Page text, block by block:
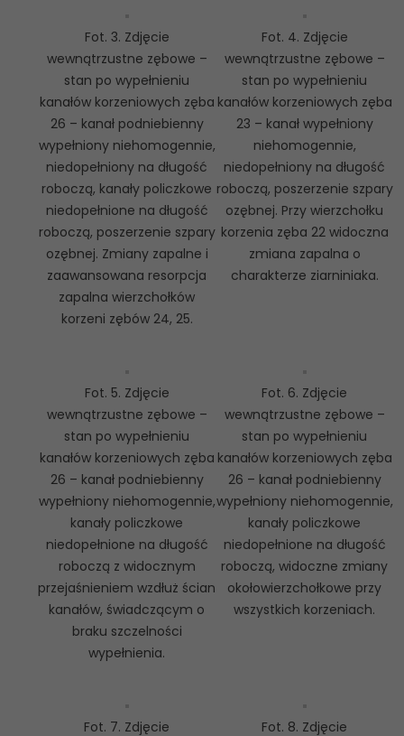
Fot. 3. Zdjęcie
wewnątrzustne zębowe –
stan po wypełnieniu
kanałów korzeniowych zęba
26 – kanał podniebienny
wypełniony niehomogennie,
niedopełniony na długość
roboczą, kanały policzkowe
niedopełnione na długość
roboczą, poszerzenie szpary
ozębnej. Zmiany zapalne i
zaawansowana resorpcja
zapalna wierzchołków
korzeni zębów 24, 25.
Fot. 4. Zdjęcie
wewnątrzustne zębowe –
stan po wypełnieniu
kanałów korzeniowych zęba
23 – kanał wypełniony
niehomogennie,
niedopełniony na długość
roboczą, poszerzenie szpary
ozębnej. Przy wierzchołku
korzenia zęba 22 widoczna
zmiana zapalna o
charakterze ziarniniaka.
Fot. 5. Zdjęcie
wewnątrzustne zębowe –
stan po wypełnieniu
kanałów korzeniowych zęba
26 – kanał podniebienny
wypełniony niehomogennie,
kanały policzkowe
niedopełnione na długość
roboczą z widocznym
przejaśnieniem wzdłuż ścian
kanałów, świadczącym o
braku szczelności
wypełnienia.
Fot. 6. Zdjęcie
wewnątrzustne zębowe –
stan po wypełnieniu
kanałów korzeniowych zęba
26 – kanał podniebienny
wypełniony niehomogennie,
kanały policzkowe
niedopełnione na długość
roboczą, widoczne zmiany
okołowierzchołkowe przy
wszystkich korzeniach.
Fot. 7. Zdjęcie Fot. 8. Zdjęcie